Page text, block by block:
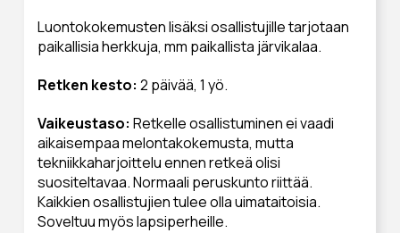
Luontokokemusten lisäksi osallistujille tarjotaan
paikallisia herkkuja, mm paikallista järvikalaa.
Retken kesto: 2 päivää, 1 yö.
Vaikeustaso: Retkelle osallistuminen ei vaadi
aikaisempaa melontakokemusta, mutta
tekniikkaharjoittelu ennen retkeä olisi
suositeltavaa. Normaali peruskunto riittää.
Kaikkien osallistujien tulee olla uimataitoisia.
Soveltuu myös lapsiperheille.